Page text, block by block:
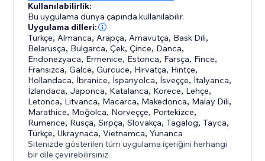
Kullanılabilirlik:
Bu uygulama dünya çapında kullanılabilir.
Uygulama dilleri:
Türkçe, Almanca, Arapça, Arnavutça, Bask Dili,
Belarusça, Bulgarca,Çek,Çince, Danca,
Endonezyaca, Ermenice, Estonca, Farsça, Fince,
Fransızca,Galce,Gürcüce, Hırvatça, Hintçe,
Hollandaca, İbranice, İspanyolca, İsveççe, İtalyanca,
İzlandaca, Japonca, Katalanca, Korece, Lehçe,
Letonca, Litvanca, Macarca, Makedonca, Malay Dili,
Marathice, Moğolca, Norveççe, Portekizce,
Rumence, Rusça,Sırpça,Slovakça,Tagalog,Tayca,
Türkçe,Ukraynaca,Vietnamca,Yunanca
Sitenizde gösterilen tüm uygulama içeriğini herhangi
bir dile çevirebilirsiniz.